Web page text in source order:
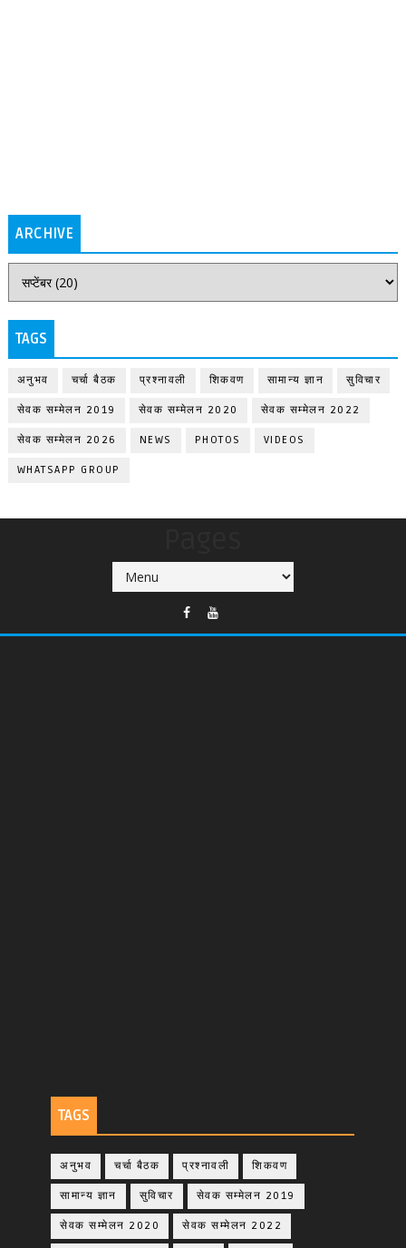
ARCHIVE
TAGS
अनुभव चर्चा बैठक प्रश्नावली शिकवण सामान्य ज्ञान सुविचार
सेवक सम्मेलन 2019 सेवक सम्मेलन 2020 सेवक सम्मेलन 2022
सेवक सम्मेलन 2026 NEWS PHOTOS VIDEOS
WHATSAPP GROUP
TAGS
अनुभव चर्चा बैठक प्रश्नावली शिकवण
सामान्य ज्ञान सुविचार सेवक सम्मेलन 2019
सेवक सम्मेलन 2020 सेवक सम्मेलन 2022